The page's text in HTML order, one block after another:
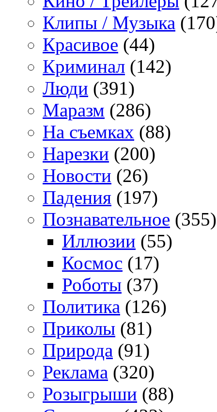
Клипы / Музыка
Красивое (44)
Криминал (142)
Люди (391)
Маразм (286)
На съемках (88)
Нарезки (200)
Новости (26)
Падения (197)
Познавательное (355)
Иллюзии (55)
Космос (17)
Роботы (37)
Политика (126)
Приколы (81)
Природа (91)
Реклама (320)
Розыгрыши (88)